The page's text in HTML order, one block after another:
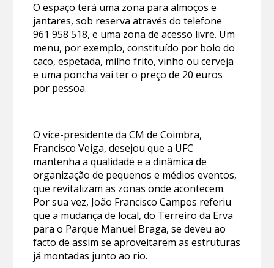
O espaço terá uma zona para almoços e
jantares, sob reserva através do telefone
961 958 518, e uma zona de acesso livre. Um
menu, por exemplo, constituído por bolo do
caco, espetada, milho frito, vinho ou cerveja
e uma poncha vai ter o preço de 20 euros
por pessoa.
O vice-presidente da CM de Coimbra,
Francisco Veiga, desejou que a UFC
mantenha a qualidade e a dinâmica de
organização de pequenos e médios eventos,
que revitalizam as zonas onde acontecem.
Por sua vez, João Francisco Campos referiu
que a mudança de local, do Terreiro da Erva
para o Parque Manuel Braga, se deveu ao
facto de assim se aproveitarem as estruturas
já montadas junto ao rio.